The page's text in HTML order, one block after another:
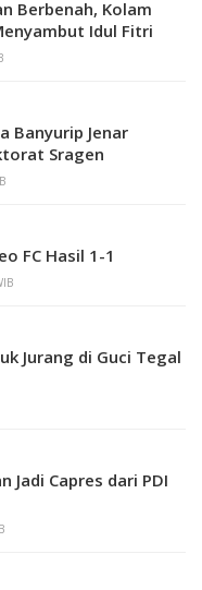
Berbenah, Kolam
Idul Fitri
Banyurip Jenar
Sragen
FC Hasil 1-1
Jurang di Guci Tegal
Jadi Capres dari PDI